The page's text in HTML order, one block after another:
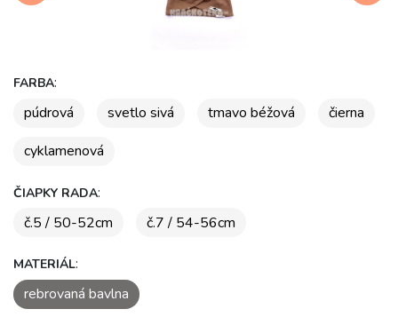
FARBA:
púdrová
svetlo sivá tmavo béžová
čierna
cyklamenová
ČIAPKY RADA:
č.5 / 50-52cm
č.7 / 54-56cm
MATERIÁL:
rebrovaná bavlna